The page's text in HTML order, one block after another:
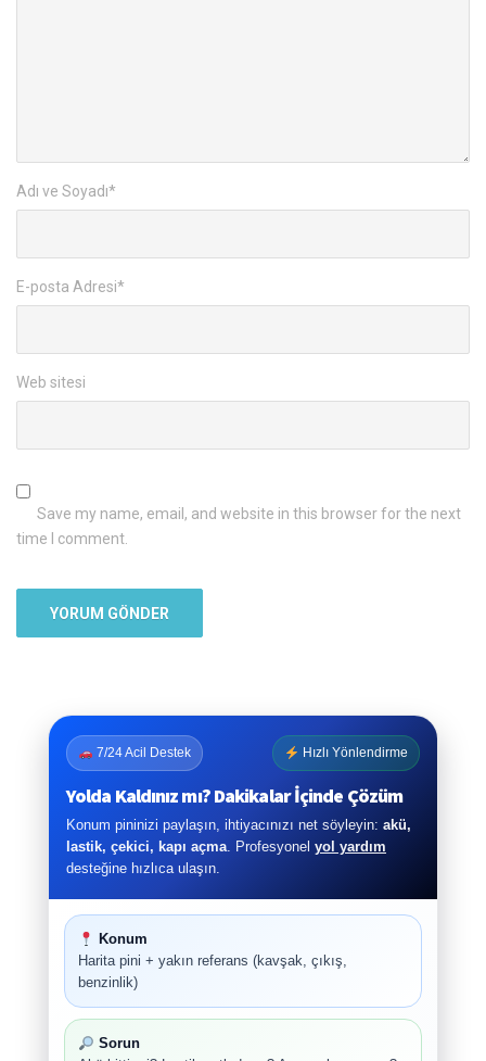
Adı ve Soyadı*
E-posta Adresi*
Web sitesi
Save my name, email, and website in this browser for the next
time I comment.
7/24 Acil Destek Hızlı Yönlendirme
Yolda Kaldınız mı? Dakikalar İçinde Çözüm
Konum pininizi paylaşın, ihtiyacınızı net söyleyin: akü,
lastik, çekici, kapı açma. Profesyonel yol yardım
desteğine hızlıca ulaşın.
Konum
Harita pini + yakın referans (kavşak, çıkış,
benzinlik)
Sorun